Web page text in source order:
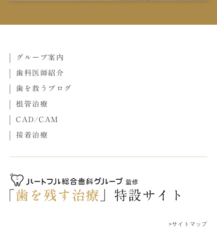
グループ案内
歯科医師紹介
歯を救うブログ
根管治療
CAD/CAM
接着治療
>サイトマップ